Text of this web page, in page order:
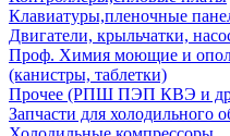
Клавиатуры,пленочные
Двигатели, крыльчатки,
Проф. Химия моющие и
(канистры, таблетки)
Прочее (РПШ ПЭП КВЭ и
Запчасти для холодильного